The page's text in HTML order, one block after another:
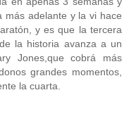
más adelante y la vi hace
y es que la tercera
la historia avanza a un
Jones,que cobrá más
grandes momentos,
la cuarta.